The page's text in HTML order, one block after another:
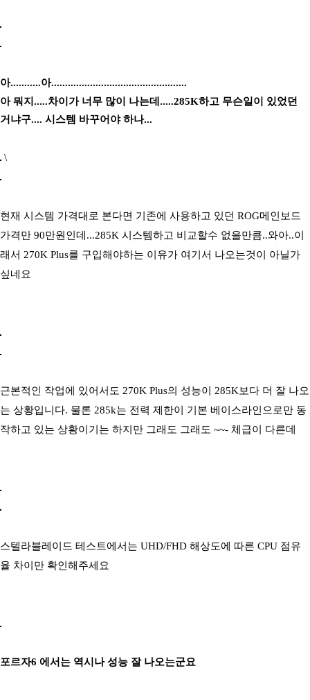
아...........아.................................................
아 뭐지.....차이가 너무 많이 나는데.....285K하고 무슨일이 있었던
거냐구.... 시스템 바꾸어야 하나...
\
현재 시스템 가격대로 본다면 기존에 사용하고 있던 ROG메인보드
가격만 90만원인데...285K 시스템하고 비교할수 없을만큼..와아..이
래서 270K Plus를 구입해야하는 이유가 여기서 나오는것이 아닐가
싶네요
근본적인 작업에 있어서도 270K Plus의 성능이 285K보다 더 잘 나오
는 상황입니다. 물론 285k는 전력 제한이 기본 베이스라인으로만 동
작하고 있는 상황이기는 하지만 그래도 그래도 ~~- 체급이 다른데
스텔라블레이드 테스트에서는 UHD/FHD 해상도에 따른 CPU 점유
율 차이만 확인해주세요
포르자6 에서는 역시나 성능 잘 나오는군요